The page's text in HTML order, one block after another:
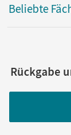
Beliebte
Rückgabe